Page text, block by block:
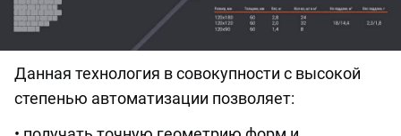
Данная технология в совокупности с высокой
степенью автоматизации позволяет: